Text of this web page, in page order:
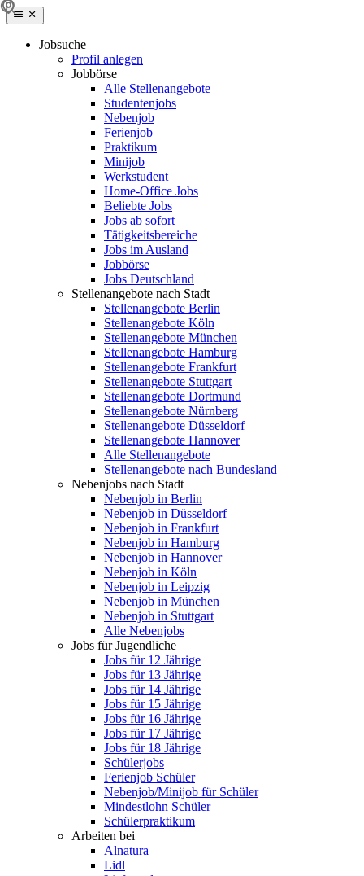
Jobsuche
Profil anlegen
Jobbörse
Alle Stellenangebote
Studentenjobs
Nebenjob
Ferienjob
Praktikum
Minijob
Werkstudent
Home-Office Jobs
Beliebte Jobs
Jobs ab sofort
Tätigkeitsbereiche
Jobs im Ausland
Jobbörse
Jobs Deutschland
Stellenangebote nach Stadt
Stellenangebote Berlin
Stellenangebote Köln
Stellenangebote München
Stellenangebote Hamburg
Stellenangebote Frankfurt
Stellenangebote Stuttgart
Stellenangebote Dortmund
Stellenangebote Nürnberg
Stellenangebote Düsseldorf
Stellenangebote Hannover
Alle Stellenangebote
Stellenangebote nach Bundesland
Nebenjobs nach Stadt
Nebenjob in Berlin
Nebenjob in Düsseldorf
Nebenjob in Frankfurt
Nebenjob in Hamburg
Nebenjob in Hannover
Nebenjob in Köln
Nebenjob in Leipzig
Nebenjob in München
Nebenjob in Stuttgart
Alle Nebenjobs
Jobs für Jugendliche
Jobs für 12 Jährige
Jobs für 13 Jährige
Jobs für 14 Jährige
Jobs für 15 Jährige
Jobs für 16 Jährige
Jobs für 17 Jährige
Jobs für 18 Jährige
Schülerjobs
Ferienjob Schüler
Nebenjob/Minijob für Schüler
Mindestlohn Schüler
Schülerpraktikum
Arbeiten bei
Alnatura
Lidl